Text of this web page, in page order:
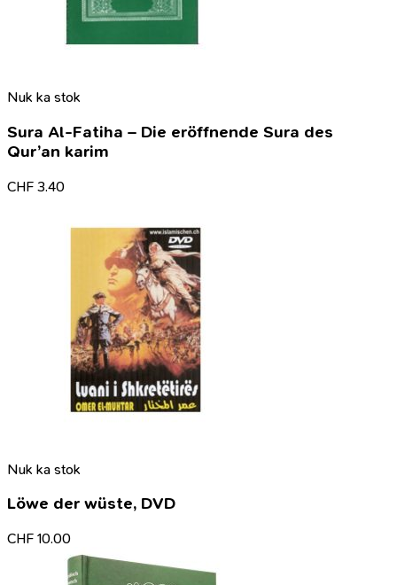
Nuk ka stok
Sura Al-Fatiha – Die eröffnende Sura des
Qur’an karim
CHF 3.40
Nuk ka stok
Löwe der wüste, DVD
CHF 10.00